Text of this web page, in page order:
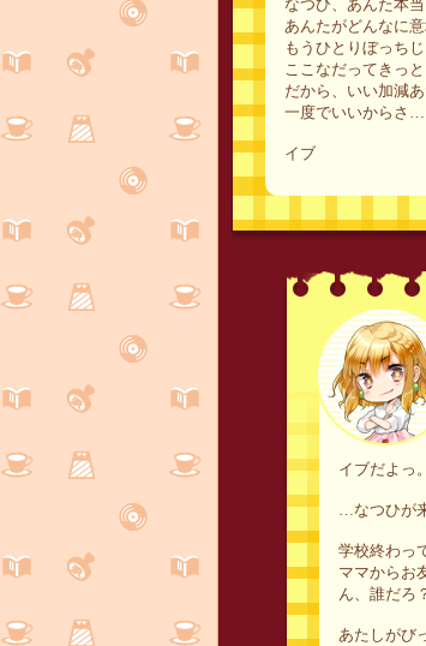
なつひ、あんた本
あんたがどんなに
もうひとりぼっち
ここなだってきっ
だから、いい加減
一度でいいからさ…
イブ
イブだよっ。
…なつひが
学校終わっ
ママからお
ん、誰だろ
あたしがび